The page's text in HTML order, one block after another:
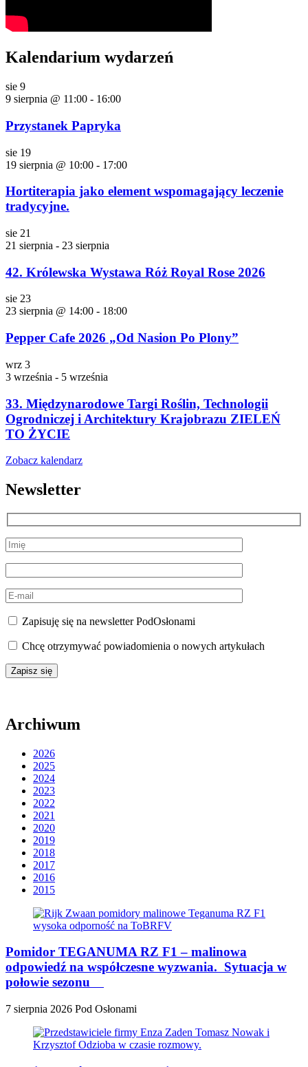
Kalendarium wydarzeń
sie 9
9 sierpnia @ 11:00 - 16:00
Przystanek Papryka
sie 19
19 sierpnia @ 10:00 - 17:00
Hortiterapia jako element wspomagający leczenie
tradycyjne.
sie 21
21 sierpnia - 23 sierpnia
42. Królewska Wystawa Róż Royal Rose 2026
sie 23
23 sierpnia @ 14:00 - 18:00
Pepper Cafe 2026 „Od Nasion Po Plony”
wrz 3
3 września - 5 września
33. Międzynarodowe Targi Roślin, Technologii
Ogrodniczej i Architektury Krajobrazu ZIELEŃ
TO ŻYCIE
Zobacz kalendarz
Newsletter
Zapisuję się na newsletter PodOsłonami
Chcę otrzymywać powiadomienia o nowych artykułach
Archiwum
2026
2025
2024
2023
2022
2021
2020
2019
2018
2017
2016
2015
Pomidor TEGANUMA RZ F1 – malinowa
odpowiedź na współczesne wyzwania. Sytuacja w
połowie sezonu
7 sierpnia 2026 Pod Osłonami